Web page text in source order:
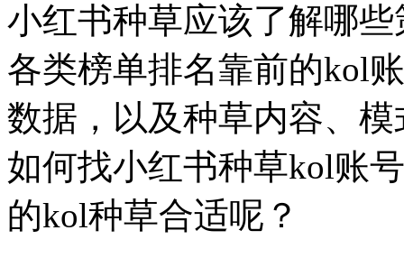
小红书种草应该了解哪
各类榜单排名靠前的kol
数据，以及种草内容、
如何找小红书种草kol账
的kol种草合适呢？